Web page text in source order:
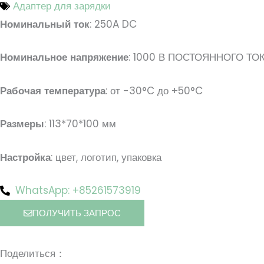
Адаптер для зарядки
Номинальный ток: 250A DC
Номинальное напряжение: 1000 В ПОСТОЯННОГО
Рабочая температура: от -30°C до +50°C
Размеры: 113*70*100 мм
Настройка: цвет, логотип, упаковка
WhatsApp: +85261573919
ПОЛУЧИТЬ ЗАПРОС
Поделиться：